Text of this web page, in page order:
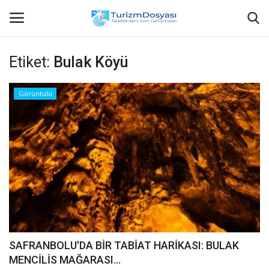
Anasayfa
Bize Ulaşın
Künye
Halil ÖNCÜ kimdir?
KVKK Aydınlatma Metni
Haberler
Görüntülü
Etiket: Bulak Köyü
Görüntülü
SAFRANBOLU'DA BİR TABİAT HARİKASI: BULAK
MENCİLİS MAĞARASI...